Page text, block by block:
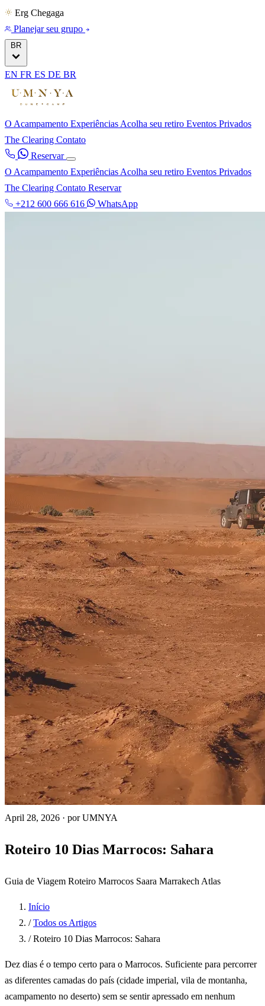
Erg Chegaga
Planejar seu grupo
BR
EN FR ES DE BR
O Acampamento Experiências Acolha seu retiro Eventos Privados
The Clearing Contato
Reservar
O Acampamento Experiências Acolha seu retiro Eventos Privados
The Clearing Contato Reservar
+212 600 666 616
WhatsApp
April 28, 2026 · por UMNYA
Roteiro 10 Dias Marrocos: Sahara
Guia de Viagem Roteiro Marrocos Saara Marrakech Atlas
Início
/ Todos os Artigos
/ Roteiro 10 Dias Marrocos: Sahara
Dez dias é o tempo certo para o Marrocos. Suficiente para percorrer
as diferentes camadas do país (cidade imperial, vila de montanha,
acampamento no deserto) sem se sentir apressado em nenhum